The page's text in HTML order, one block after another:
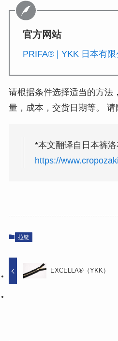
官方网站
PRIFA® | YKK 日本有限
请根据条件选择适当的方法
量，成本，交货日期等。 请
*本文翻译自日本裤
https://
拉链
EXCELLA®（YKK）